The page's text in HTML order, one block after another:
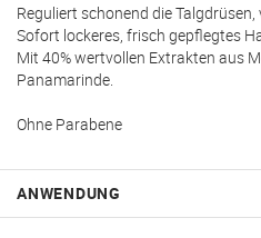
Reguliert schonend die
Sofort lockeres, frisch gepflegtes
Mit 40% wertvollen Extrakten aus
Panamarinde.
Ohne Parabene
ANWENDUNG